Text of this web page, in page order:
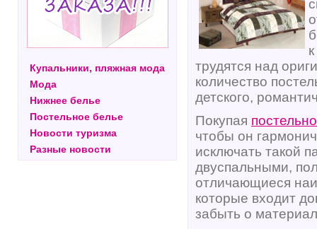
Купальники, пляжная мода
Мода
Нижнее белье
Постельное белье
Новости туризма
Разные новости
трудятся над
количество
детского,
Покупая
чтобы он
исключать такой
двуспальными,
отличающиеся
которые входит
забыть о